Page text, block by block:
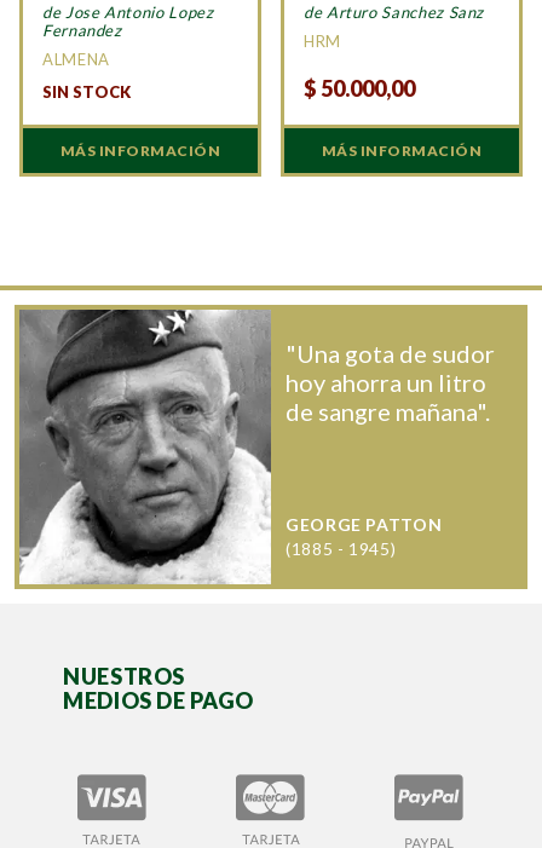
de Jose Antonio Lopez
Fernandez
ALMENA
SIN STOCK
MÁS INFORMACIÓN
de Arturo Sanchez Sanz
HRM
$ 50.000,00
MÁS INFORMACIÓN
"Una gota de sudor
hoy ahorra un litro
de sangre mañana".
GEORGE PATTON
(1885 - 1945)
NUESTROS
MEDIOS DE PAGO